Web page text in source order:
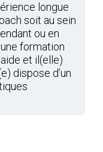
longue
soit au sein
ou en
formation
et il(elle)
dispose d’un